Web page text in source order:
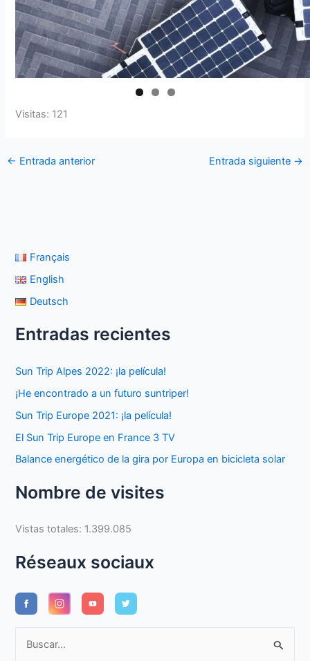
Visitas: 121
← Entrada anterior Entrada siguiente →
Français
English
Deutsch
Entradas recientes
Sun Trip Alpes 2022: ¡la película!
¡He encontrado a un futuro suntriper!
Sun Trip Europe 2021: ¡la película!
El Sun Trip Europe en France 3 TV
Balance energético de la gira por Europa en bicicleta solar
Nombre de visites
Vistas totales: 1.399.085
Réseaux sociaux